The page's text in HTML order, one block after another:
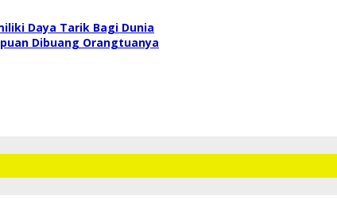
Daya Tarik Bagi Dunia
Dibuang Orangtuanya